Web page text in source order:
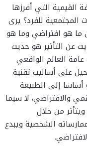
التي أفرزها
المجتمعية للفرد؟ يرى
ما هو افتراضي وما هو
عن التأثير هو حديث
العالم الواقعي
على أساليب تقنية
أساسا إلى الطبيعة
والافتراضي، لا سيما
من خلال
الشخصية ويبدع